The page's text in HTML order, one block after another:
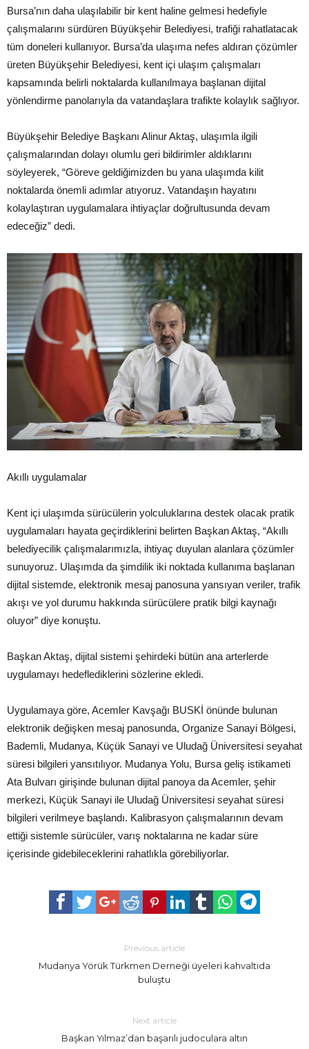
Bursa’nın daha ulaşılabilir bir kent haline gelmesi hedefiyle
çalışmalarını sürdüren Büyükşehir Belediyesi, trafiği rahatlatacak
tüm doneleri kullanıyor. Bursa’da ulaşıma nefes aldıran çözümler
üreten Büyükşehir Belediyesi, kent içi ulaşım çalışmaları
kapsamında belirli noktalarda kullanılmaya başlanan dijital
yönlendirme panolarıyla da vatandaşlara trafikte kolaylık sağlıyor.
Büyükşehir Belediye Başkanı Alinur Aktaş, ulaşımla ilgili
çalışmalarından dolayı olumlu geri bildirimler aldıklarını
söyleyerek, “Göreve geldiğimizden bu yana ulaşımda kilit
noktalarda önemli adımlar atıyoruz. Vatandaşın hayatını
kolaylaştıran uygulamalara ihtiyaçlar doğrultusunda devam
edeceğiz” dedi.
Akıllı uygulamalar
Kent içi ulaşımda sürücülerin yolculuklarına destek olacak pratik
uygulamaları hayata geçirdiklerini belirten Başkan Aktaş, “Akıllı
belediyecilik çalışmalarımızla, ihtiyaç duyulan alanlara çözümler
sunuyoruz. Ulaşımda da şimdilik iki noktada kullanıma başlanan
dijital sistemde, elektronik mesaj panosuna yansıyan veriler, trafik
akışı ve yol durumu hakkında sürücülere pratik bilgi kaynağı
oluyor” diye konuştu.
Başkan Aktaş, dijital sistemi şehirdeki bütün ana arterlerde
uygulamayı hedeflediklerini sözlerine ekledi.
Uygulamaya göre, Acemler Kavşağı BUSKİ önünde bulunan
elektronik değişken mesaj panosunda, Organize Sanayi Bölgesi,
Bademli, Mudanya, Küçük Sanayi ve Uludağ Üniversitesi seyahat
süresi bilgileri yansıtılıyor. Mudanya Yolu, Bursa geliş istikameti
Ata Bulvarı girişinde bulunan dijital panoya da Acemler, şehir
merkezi, Küçük Sanayi ile Uludağ Üniversitesi seyahat süresi
bilgileri verilmeye başlandı. Kalibrasyon çalışmalarının devam
ettiği sistemle sürücüler, varış noktalarına ne kadar süre
içerisinde gidebileceklerini rahatlıkla görebiliyorlar.
Previous article
Mudanya Yörük Türkmen Derneği üyeleri kahvaltıda
buluştu
Next article
Başkan Yılmaz’dan başarılı judoculara altın